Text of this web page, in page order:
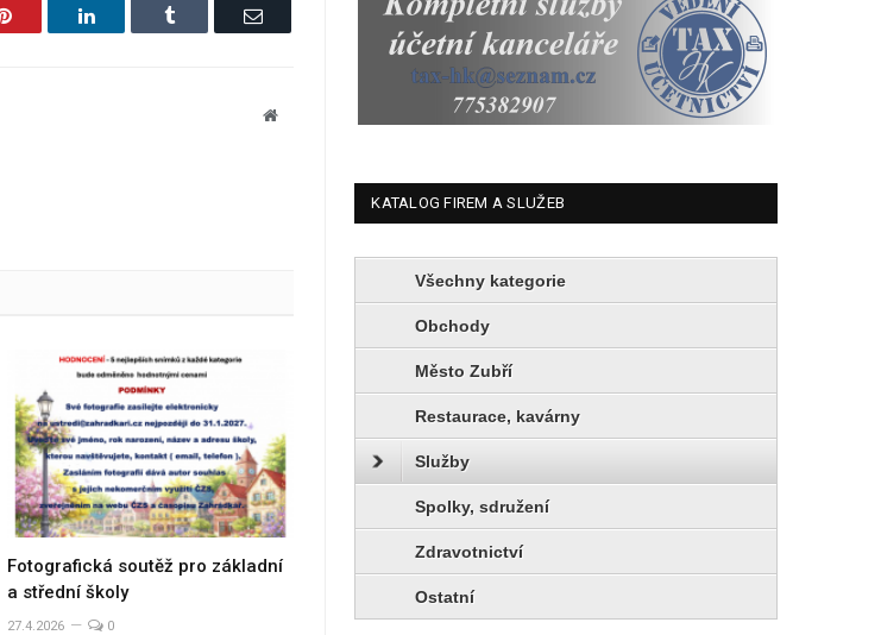
Pinterest LinkedIn Tumblr Email
Website
Fotografická soutěž pro základní
a střední školy
27.4.2026 0
KATALOG FIREM A SLUŽEB
Všechny kategorie
Obchody
Město Zubří
Restaurace, kavárny
Služby
Spolky, sdružení
Zdravotnictví
Ostatní